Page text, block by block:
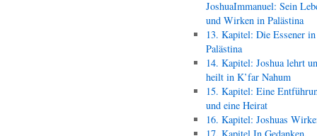
JoshuaImmanuel: Sein
und Wirken in Palästina
13. Kapitel: Die Essener in
Palästina
14. Kapitel: Joshua lehrt
heilt in K’far Nahum
15. Kapitel: Eine
und eine Heirat
16. Kapitel: Joshuas